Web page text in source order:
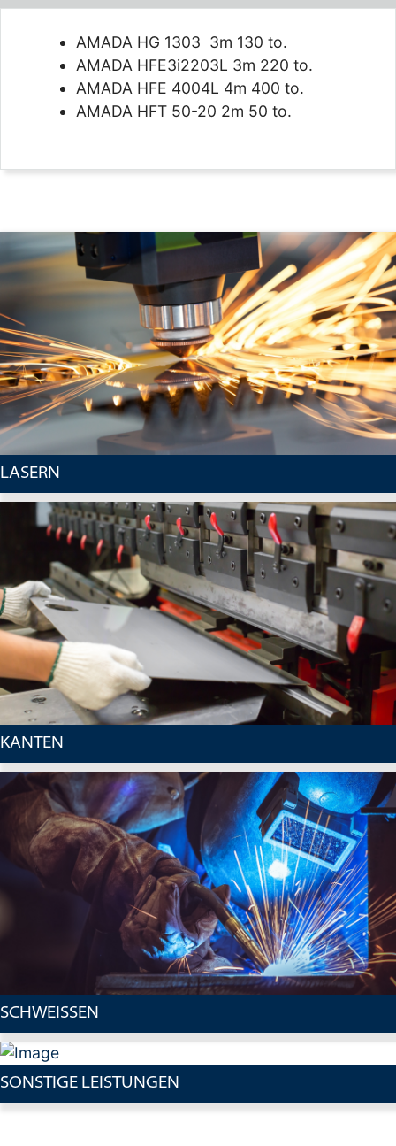
AMADA HG 1303 3m 130 to.
AMADA HFE3i2203L 3m 220 to.
AMADA HFE 4004L 4m 400 to.
AMADA HFT 50-20 2m 50 to.
LASERN
KANTEN
SCHWEISSEN
SONSTIGE LEISTUNGEN